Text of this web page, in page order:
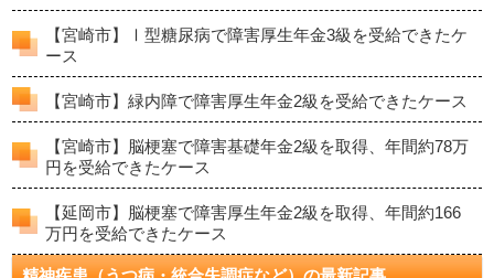
【宮崎市】Ⅰ型糖尿病で障害厚生年金3級を受給できたケ
ース
【宮崎市】緑内障で障害厚生年金2級を受給できたケース
【宮崎市】脳梗塞で障害基礎年金2級を取得、年間約78万
円を受給できたケース
【延岡市】脳梗塞で障害厚生年金2級を取得、年間約166
万円を受給できたケース